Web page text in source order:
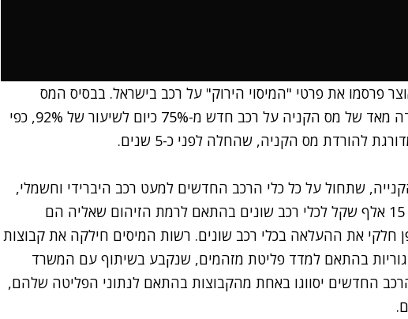
פרסמו את פרטי "המיסוי הירוק" על רכב בישראל. בבסיס המס
החדש ניצבת העלאה חדה מאד של מס הקניה על רכב חדש מ-75% כיום לשיעור של 92%, כפי
להורדת מס הקניה, שהחלה לפני כ-5 שנים.
שתחול על כל כלי הרכב החדשים למעט רכב היברידי וחשמלי,
יוענק זיכוי בגובה של עד 15 אלף שקל לכלי רכב שונים בהתאם לרמת הזיהום שאליה הם
חלקי את ההעלאה בכלי רכב שונים. רשות המיסים חילקה את קבוצות
השונות ל-15 קטגוריות בהתאם למדד פליטת מזהמים, שנקבע בשיתוף עם המשרד
החדשים יסווגו באחת מהקבוצות בהתאם לנתוני הפליטה שלהם,